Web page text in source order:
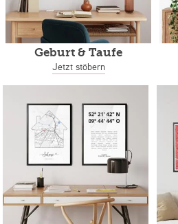
Geburt & Taufe
Jetzt stöbern